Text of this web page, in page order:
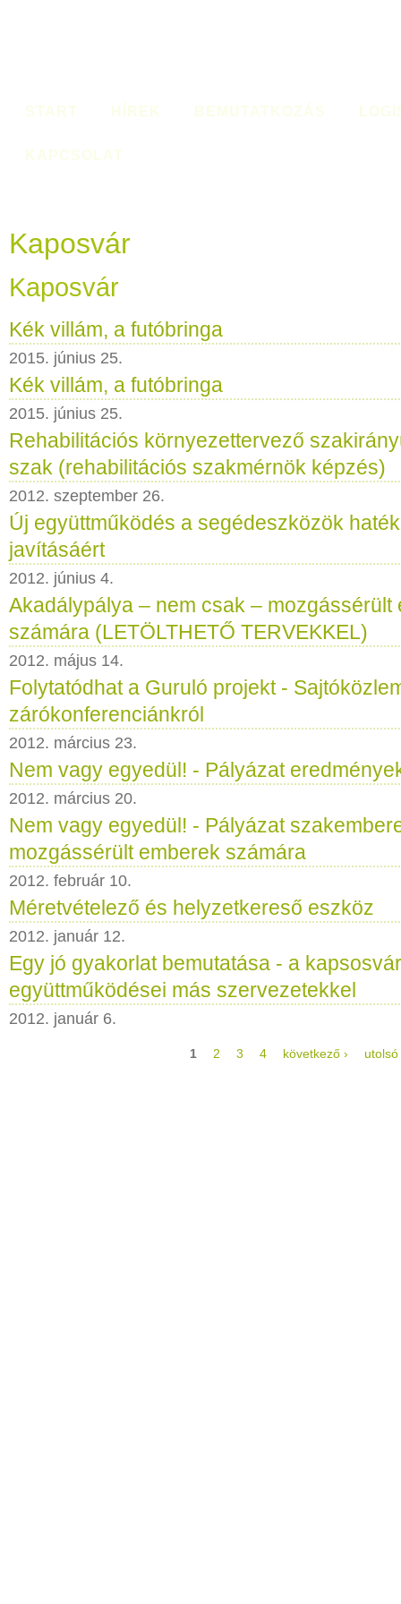
START HÍREK BEMUTATKOZÁS
KAPCSOLAT
Kaposvár
Kaposvár
Kék villám, a futóbringa
2015. június 25.
Kék villám, a futóbringa
2015. június 25.
Rehabilitációs környezettervező
szak (rehabilitációs szakmérnök képzés)
2012. szeptember 26.
Új együttműködés a segédeszközök
javításáért
2012. június 4.
Akadálypálya – nem csak – mozgássérült
számára (LETÖLTHETŐ TERVEKKEL)
2012. május 14.
Folytatódhat a Guruló projekt -
zárókonferenciánkról
2012. március 23.
Nem vagy egyedül! - Pályázat
2012. március 20.
Nem vagy egyedül! - Pályázat
mozgássérült emberek számára
2012. február 10.
Méretvételező és helyzetkereső eszköz
2012. január 12.
Egy jó gyakorlat bemutatása - a
együttműködései más szervezetekkel
2012. január 6.
1 2 3 4 következő › utolsó